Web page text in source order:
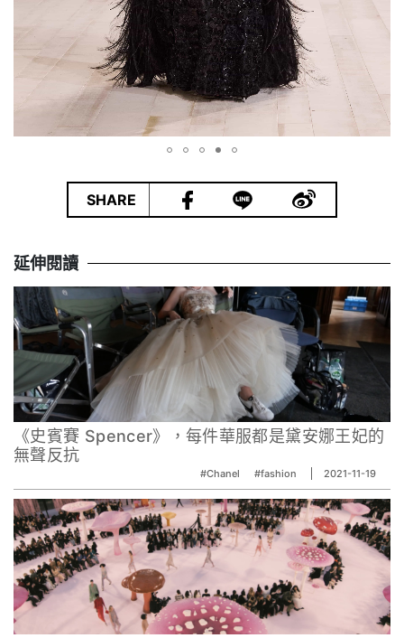
SHARE
延伸閱讀
《史賓賽 Spencer》，每件華服都是黛安娜王妃的
無聲反抗
#Chanel #fashion 2021-11-19